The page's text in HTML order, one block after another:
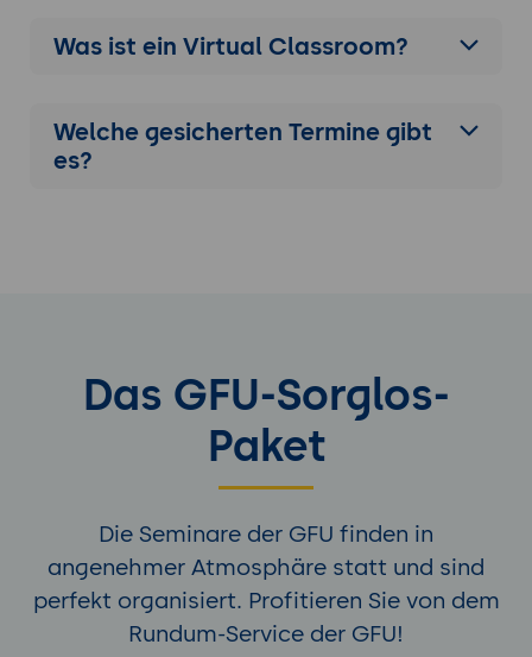
Was ist ein Virtual Classroom?
Welche gesicherten Termine gibt
es?
Das GFU-Sorglos-
Paket
Die Seminare der GFU finden in
angenehmer Atmosphäre statt und sind
perfekt organisiert. Profitieren Sie von dem
Rundum-Service der GFU!